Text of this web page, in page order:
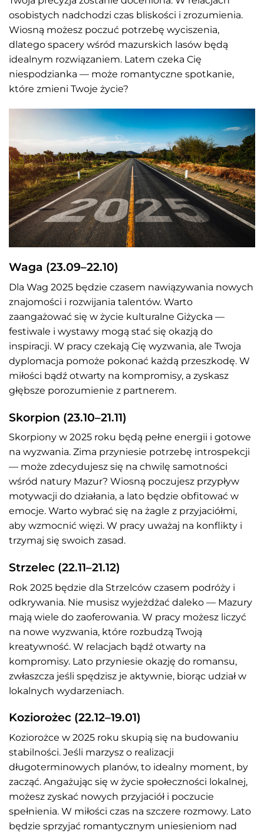
osobistych nadchodzi czas bliskości i zrozumienia.
Wiosną możesz poczuć potrzebę wyciszenia,
dlatego spacery wśród mazurskich lasów będą
idealnym rozwiązaniem. Latem czeka Cię
niespodzianka — może romantyczne spotkanie,
które zmieni Twoje życie?
Waga (23.09–22.10)
Dla Wag 2025 będzie czasem nawiązywania nowych
znajomości i rozwijania talentów. Warto
zaangażować się w życie kulturalne Giżycka —
festiwale i wystawy mogą stać się okazją do
inspiracji. W pracy czekają Cię wyzwania, ale Twoja
dyplomacja pomoże pokonać każdą przeszkodę. W
miłości bądź otwarty na kompromisy, a zyskasz
głębsze porozumienie z partnerem.
Skorpion (23.10–21.11)
Skorpiony w 2025 roku będą pełne energii i gotowe
na wyzwania. Zima przyniesie potrzebę introspekcji
— może zdecydujesz się na chwilę samotności
wśród natury Mazur? Wiosną poczujesz przypływ
motywacji do działania, a lato będzie obfitować w
emocje. Warto wybrać się na żagle z przyjaciółmi,
aby wzmocnić więzi. W pracy uważaj na konflikty i
trzymaj się swoich zasad.
Strzelec (22.11–21.12)
Rok 2025 będzie dla Strzelców czasem podróży i
odkrywania. Nie musisz wyjeżdżać daleko — Mazury
mają wiele do zaoferowania. W pracy możesz liczyć
na nowe wyzwania, które rozbudzą Twoją
kreatywność. W relacjach bądź otwarty na
kompromisy. Lato przyniesie okazję do romansu,
zwłaszcza jeśli spędzisz je aktywnie, biorąc udział w
lokalnych wydarzeniach.
Koziorożec (22.12–19.01)
Koziorożce w 2025 roku skupią się na budowaniu
stabilności. Jeśli marzysz o realizacji
długoterminowych planów, to idealny moment, by
zacząć. Angażując się w życie społeczności lokalnej,
możesz zyskać nowych przyjaciół i poczucie
spełnienia. W miłości czas na szczere rozmowy. Lato
będzie sprzyjać romantycznym uniesieniom nad